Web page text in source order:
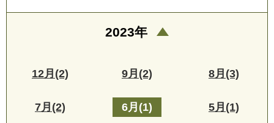
2023年
12月(2) 9月(2) 8月(3)
7月(2) 6月(1) 5月(1)